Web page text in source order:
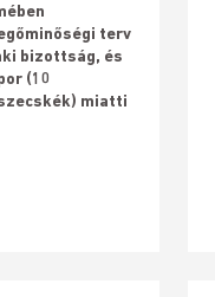
terv
bizottság, és
(10
miatti